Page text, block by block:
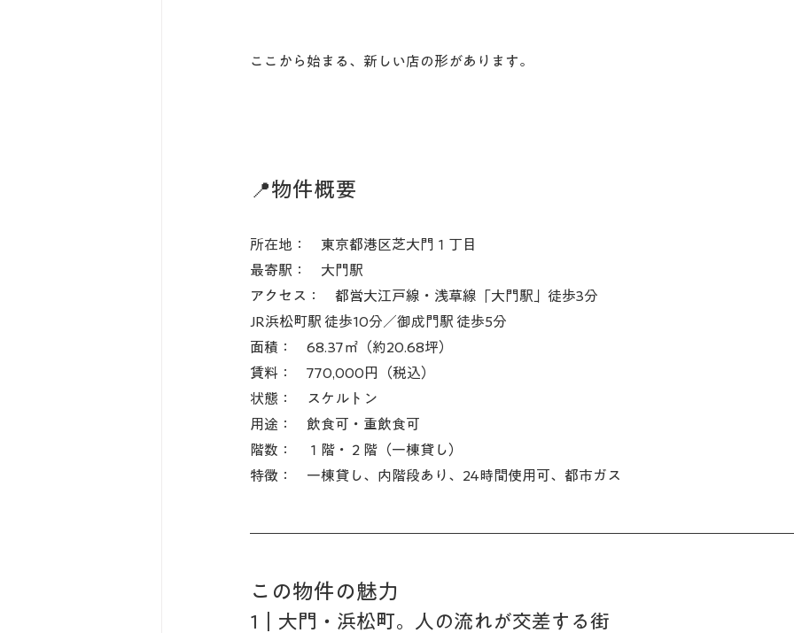
ここから始まる、新しい店の形があります。
📍物件概要
所在地：　東京都港区芝大門１丁目
最寄駅：　大門駅
アクセス：　都営大江戸線・浅草線「大門駅」徒歩3分
JR浜松町駅 徒歩10分／御成門駅 徒歩5分
面積：　68.37㎡（約20.68坪）
賃料：　770,000円（税込）
状態：　スケルトン
用途：　飲食可・重飲食可
階数：　１階・２階（一棟貸し）
特徴：　一棟貸し、内階段あり、24時間使用可、都市ガス
この物件の魅力
1｜大門・浜松町。人の流れが交差する街